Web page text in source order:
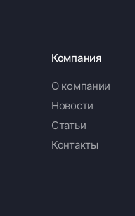
Компания
О компании
Новости
Статьи
Контакты